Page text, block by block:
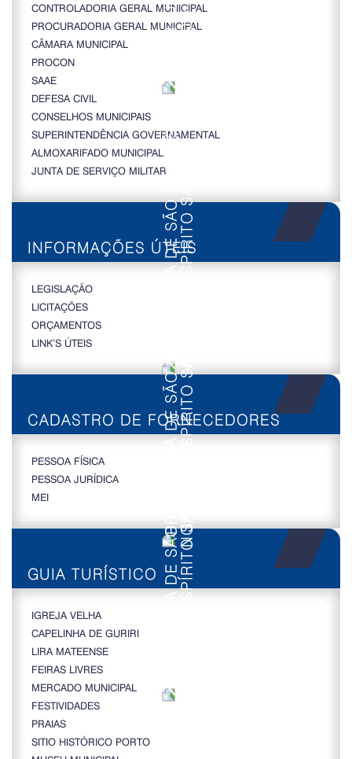
CONTROLADORIA GERAL MUNICIPAL
PROCURADORIA GERAL MUNICIPAL
CÂMARA MUNICIPAL
PROCON
SAAE
DEFESA CIVIL
CONSELHOS MUNICIPAIS
SUPERINTENDÊNCIA GOVERNAMENTAL
ALMOXARIFADO MUNICIPAL
JUNTA DE SERVIÇO MILITAR
INFORMAÇÕES ÚTEIS
LEGISLAÇÃO
LICITAÇÕES
ORÇAMENTOS
LINK’S ÚTEIS
CADASTRO DE FORNECEDORES
PESSOA FÍSICA
PESSOA JURÍDICA
MEI
GUIA TURÍSTICO
IGREJA VELHA
CAPELINHA DE GURIRI
LIRA MATEENSE
FEIRAS LIVRES
MERCADO MUNICIPAL
FESTIVIDADES
PRAIAS
SITIO HISTÓRICO PORTO